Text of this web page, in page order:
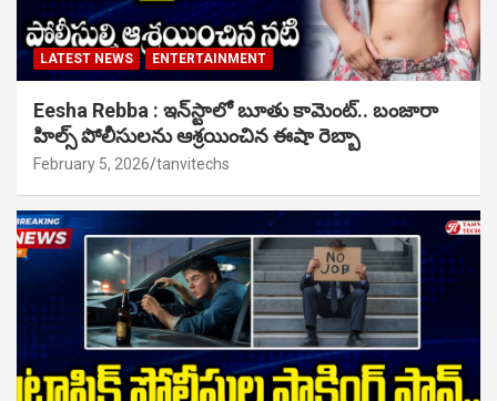
LATEST NEWS ENTERTAINMENT
Eesha Rebba : ఇన్‌స్టాలో బూతు కామెంట్.. బంజారా
హిల్స్ పోలీసులను ఆశ్రయించిన ఈషా రెబ్బా
February 5, 2026 tanvitechs